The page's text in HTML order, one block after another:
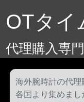
OTタイ
代理購入専
海外腕時計の代
各国より集めま